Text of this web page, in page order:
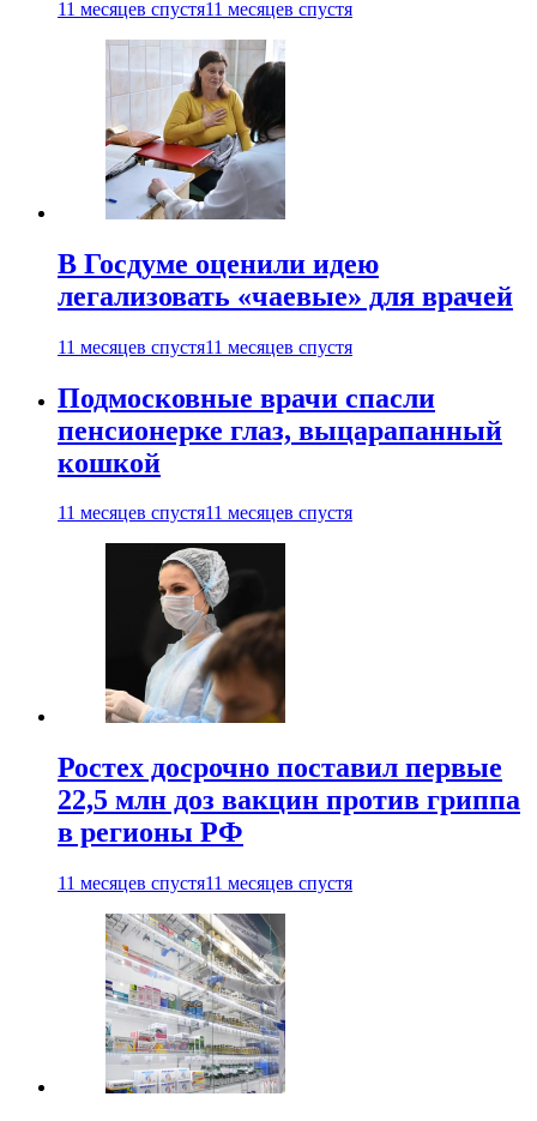
11 месяцев спустя11 месяцев спустя
В Госдуме оценили идею
легализовать «чаевые» для врачей
11 месяцев спустя11 месяцев спустя
Подмосковные врачи спасли
пенсионерке глаз, выцарапанный
кошкой
11 месяцев спустя11 месяцев спустя
Ростех досрочно поставил первые
22,5 млн доз вакцин против гриппа
в регионы РФ
11 месяцев спустя11 месяцев спустя